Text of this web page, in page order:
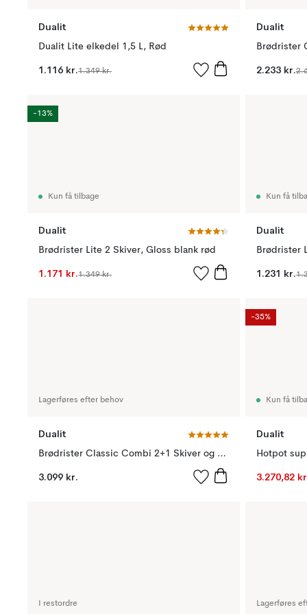
Dualit
Dualit Lite elkedel 1,5 L, Rød
1.116 kr.1.349 kr.
Dualit
Brødrister
2.233 kr.
Kun få tilbage
Dualit
Brødrister Lite 2 Skiver, Gloss blank rød
1.171 kr.1.349 kr.
-13%
Kun få
Dualit
Brødrister
1.231 kr.
Lagerføres efter behov
Dualit
Brødrister Classic Combi 2+1 Skiver og toastgitter, Mat sort
3.099 kr.
Kun få
Dualit
Hotpot
3.270,82
-35%
I restordre Lagerføres